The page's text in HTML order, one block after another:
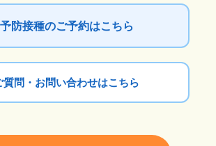
防接種のご予約はこちら
質問・お問い合わせはこちら